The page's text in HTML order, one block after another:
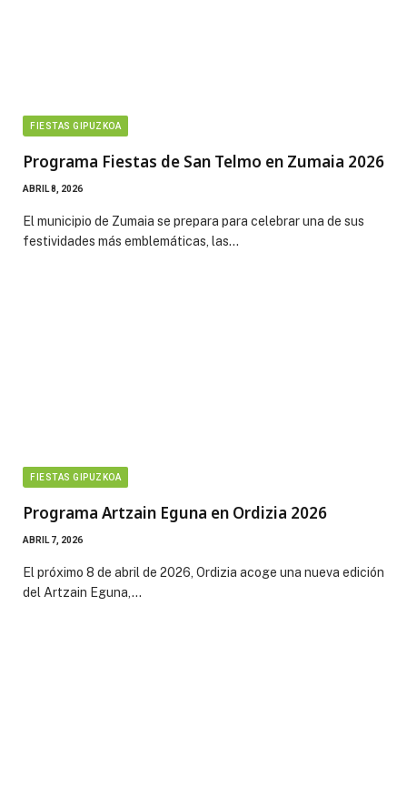
FIESTAS GIPUZKOA
Programa Fiestas de San Telmo en Zumaia 2026
ABRIL 8, 2026
El municipio de Zumaia se prepara para celebrar una de sus
festividades más emblemáticas, las…
FIESTAS GIPUZKOA
Programa Artzain Eguna en Ordizia 2026
ABRIL 7, 2026
El próximo 8 de abril de 2026, Ordizia acoge una nueva edición
del Artzain Eguna,…